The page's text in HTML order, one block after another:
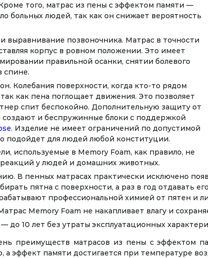
того, матрас из пены с эффектом памяти —
больных людей, так как он снижает вероятность
выравнивание позвоночника. Матрас в точности
корпус в ровном положении. Это имеет
правильной осанки, снятии болевого
спине.
Колебания поверхности, когда кто-то рядом
как пена поглощает движения. Это позволяет
спит беспокойно. Дополнительную защиту от
и беспружинные блоки с поддержкой
. Изделие не имеет ограничений по допустимой
подойдет для людей любой конституции.
используемые в Memory Foam, как правило, не
реакций у людей и домашних животных.
В пенных матрасах практически исключено
пятна с поверхности, а раз в год отдавать
профессиональной химией от пятен и
Memory Foam не накапливает влагу и
до 10 лет без утраты эксплуатационных
преимуществ матрасов из пены с эффектом
эффект памяти достигается при температуре